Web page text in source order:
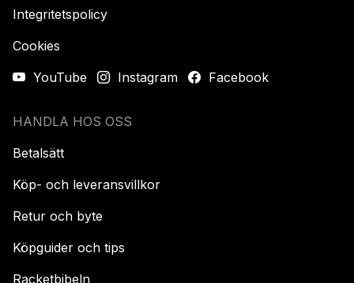
Integritetspolicy
Cookies
YouTube
Instagram Facebook
HANDLA HOS OSS
Betalsätt
Köp- och leveransvillkor
Retur och byte
Köpguider och tips
Racketbibeln